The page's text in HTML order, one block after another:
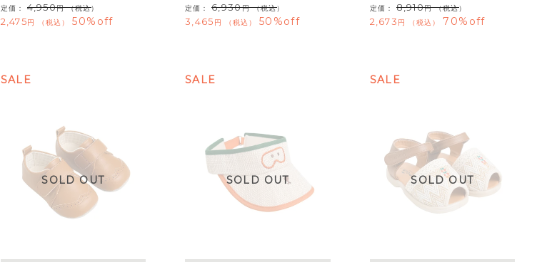
定価： 4,950 （税込）
2,475 税込 50%off
定価： 6,930 （税込）
3,465 税込 50%off
定価： 8,910 （税込）
2,673 税込 70%off
SOLD OUT
SALE
SOLD OUT
SALE
SOLD OUT
SALE